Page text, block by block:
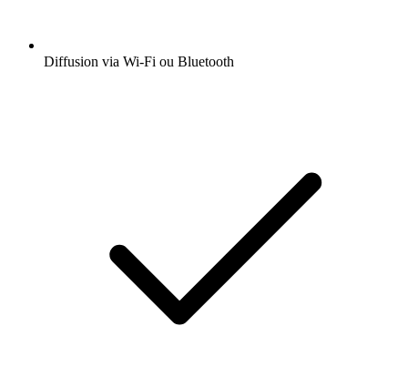
Diffusion via Wi-Fi ou Bluetooth